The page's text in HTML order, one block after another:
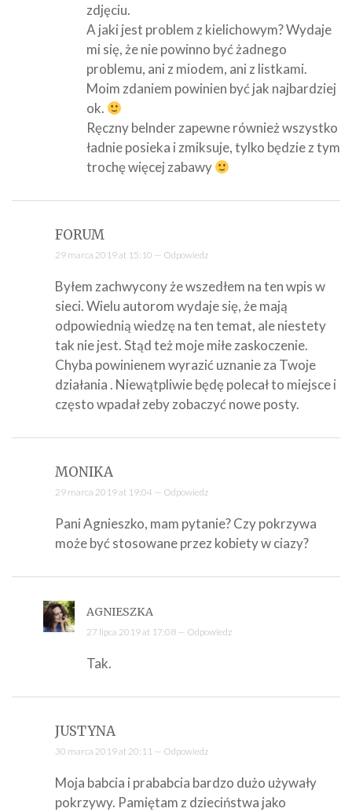
zdjęciu.
A jaki jest problem z kielichowym? Wydaje
mi się, że nie powinno być żadnego
problemu, ani z miodem, ani z listkami.
Moim zdaniem powinien być jak najbardziej
ok.
Ręczny belnder zapewne również wszystko
ładnie posieka i zmiksuje, tylko będzie z tym
trochę więcej zabawy
FORUM
29 marca 2019 at 15:10 — Odpowiedz
Byłem zachwycony że wszedłem na ten wpis w
sieci. Wielu autorom wydaje się, że mają
odpowiednią wiedzę na ten temat, ale niestety
tak nie jest. Stąd też moje miłe zaskoczenie.
Chyba powinienem wyrazić uznanie za Twoje
działania . Niewątpliwie będę polecał to miejsce i
często wpadał zeby zobaczyć nowe posty.
MONIKA
29 marca 2019 at 19:04 — Odpowiedz
Pani Agnieszko, mam pytanie? Czy pokrzywa
może być stosowane przez kobiety w ciazy?
AGNIESZKA
27 lipca 2019 at 17:08 — Odpowiedz
Tak.
JUSTYNA
30 marca 2019 at 20:11 — Odpowiedz
Moja babcia i prababcia bardzo dużo używały
pokrzywy. Pamiętam z dzieciństwa jako